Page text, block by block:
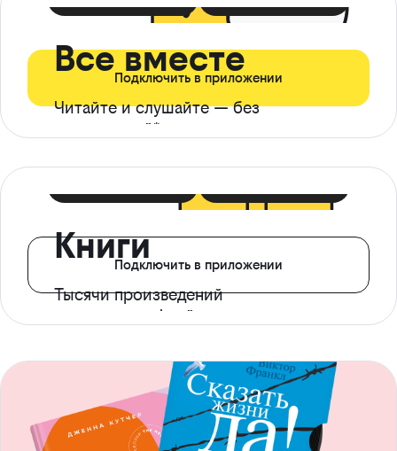
Все вместе
Читайте и слушайте — без
ограничений*
Подключить в приложении
Книги
Тысячи произведений
с доступом офлайн
Подключить в приложении